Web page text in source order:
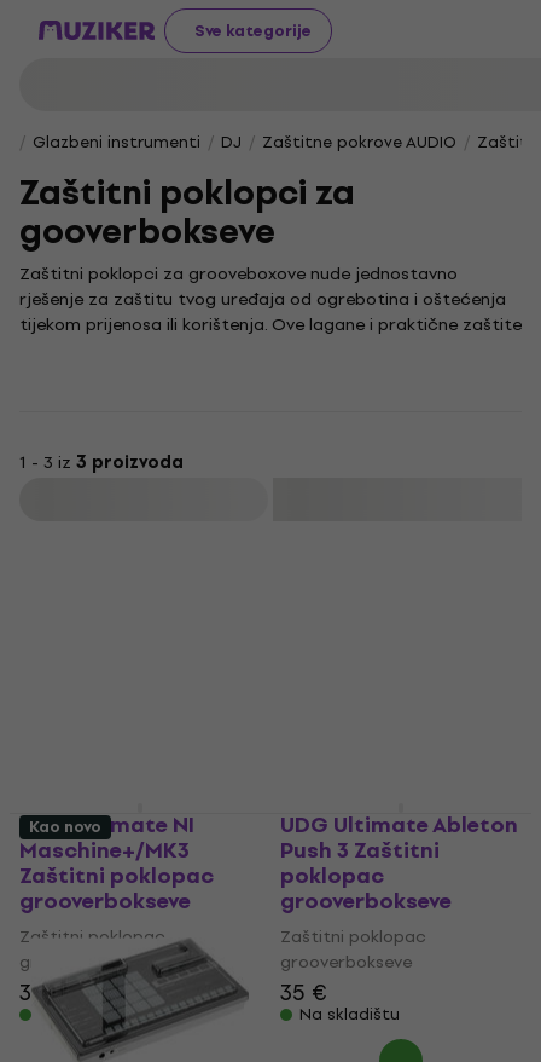
Sve kategorije
Glazbeni instrumenti DJ Zaštitne pokrove AUDIO
Zaštitni poklopci za
gooverbokseve
Zaštitni poklopci za grooveboxove nude jednostavno
rješenje za zaštitu tvog uređaja od ogrebotina i oštećenja
tijekom prijenosa ili korištenja. Ove lagane i praktične zaštite
koristi u elektroničkoj glazbi i produkciji. Adekvatnom
1 - 3 iz 3 proizvoda
UDG Ultimate NI
Maschine+/MK3
Zaštitni poklopac
grooverbokseve
Zaštitni poklopac
grooverbokseve
34,60 €
Na skladištu
UDG Ultimate Ableton
Push 3 Zaštitni
poklopac
grooverbokseve
Zaštitni poklopac
grooverbokseve
35 €
Na skladištu
Kao novo